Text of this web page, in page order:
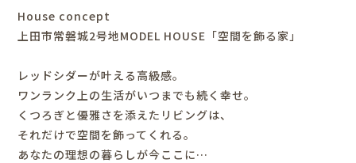
House concept
上田市常磐城2号地MODEL HOUSE「空間を飾る家」
レッドシダーが叶える高級感。
ワンランク上の生活がいつまでも続く幸せ。
くつろぎと優雅さを添えたリビングは、
それだけで空間を飾ってくれる。
あなたの理想の暮らしが今ここに…